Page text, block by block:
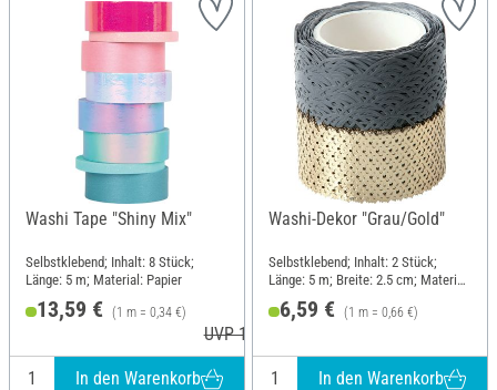
Washi Tape "Shiny Mix"
Selbstklebend; Inhalt: 8 Stück;
Länge: 5 m; Material: Papier
13,59 € (1 m = 0,34 €)
UVP 14,99 €
In den Warenkorb
Washi-Dekor "Grau/Gold"
Selbstklebend; Inhalt: 2 Stück;
Länge: 5 m; Breite: 2.5 cm; Material:
Papier
6,59 € (1 m = 0,66 €)
In den Warenkorb